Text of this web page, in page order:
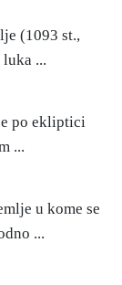
(1093 st.,
...
po ekliptici
...
u kome se
...